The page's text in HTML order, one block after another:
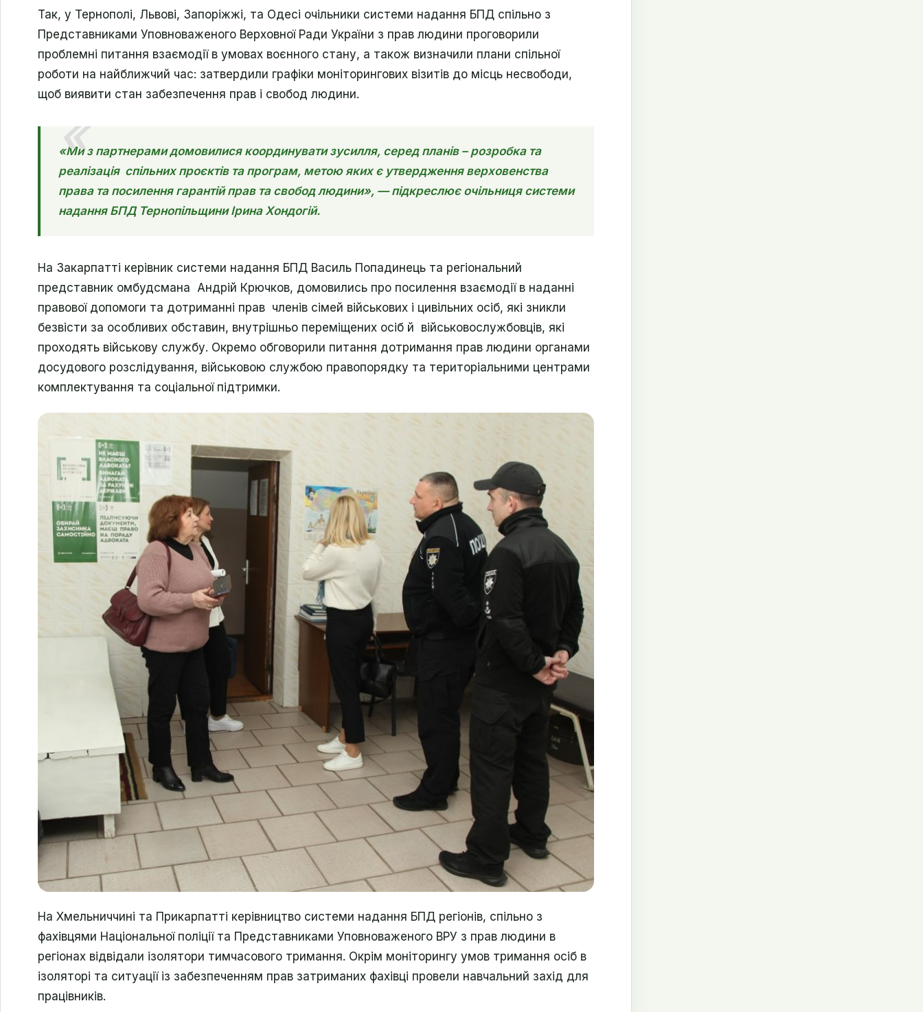
Так, у Тернополі, Львові, Запоріжжі, та Одесі очільники системи надання БПД спільно з
Представниками Уповноваженого Верховної Ради України з прав людини проговорили
проблемні питання взаємодії в умовах воєнного стану, а також визначили плани спільної
роботи на найближчий час: затвердили графіки моніторингових візитів до місць несвободи,
щоб виявити стан забезпечення прав і свобод людини.
«Ми з партнерами домовилися координувати зусилля, серед планів – розробка та
реалізація спільних проєктів та програм, метою яких є утвердження верховенства
права та посилення гарантій прав та свобод людини», — підкреслює очільниця системи
надання БПД Тернопільщини Ірина Хондогій.
На Закарпатті керівник системи надання БПД Василь Попадинець та регіональний
представник омбудсмана Андрій Крючков, домовились про посилення взаємодії в наданні
правової допомоги та дотриманні прав членів сімей військових і цивільних осіб, які зникли
безвісти за особливих обставин, внутрішньо переміщених осіб й військовослужбовців, які
проходять військову службу. Окремо обговорили питання дотримання прав людини органами
досудового розслідування, військовою службою правопорядку та територіальними центрами
комплектування та соціальної підтримки.
На Хмельниччині та Прикарпатті керівництво системи надання БПД регіонів, спільно з
фахівцями Національної поліції та Представниками Уповноваженого ВРУ з прав людини в
регіонах відвідали ізолятори тимчасового тримання. Окрім моніторингу умов тримання осіб в
ізоляторі та ситуації із забезпеченням прав затриманих фахівці провели навчальний захід для
працівників.